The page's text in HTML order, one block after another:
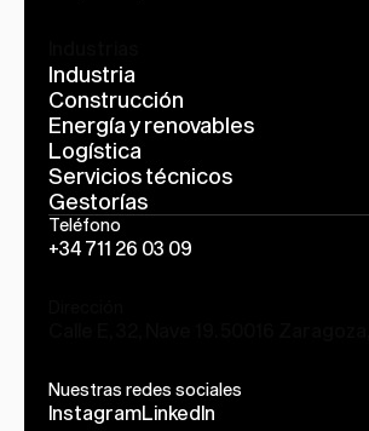
Industria
Construcción
Energía y renovables
Logística
Servicios técnicos
Gestorías
Teléfono
+34 711 26 03 09
Nuestras redes sociales
InstagramLinkedIn